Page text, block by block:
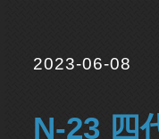
2023-06-08
N-23 四